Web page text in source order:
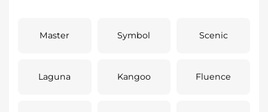
Master Symbol Scenic
Laguna Kangoo Fluence